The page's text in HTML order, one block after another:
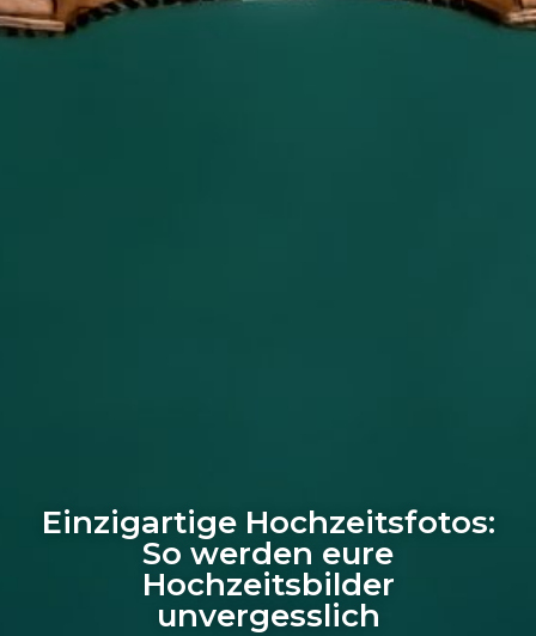
Einzigartige Hochzeitsfotos:
So werden eure
Hochzeitsbilder
unvergesslich